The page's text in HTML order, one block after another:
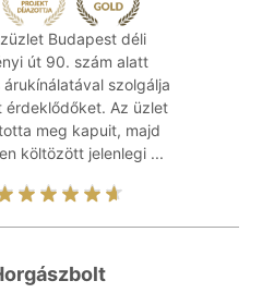
Budapest déli
út 90. szám alatt
szolgálja
érdeklődőket. Az üzlet
meg kapuit, majd
költözött jelenlegi ...